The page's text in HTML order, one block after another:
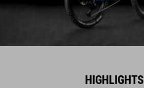
HIGHLIGHTS